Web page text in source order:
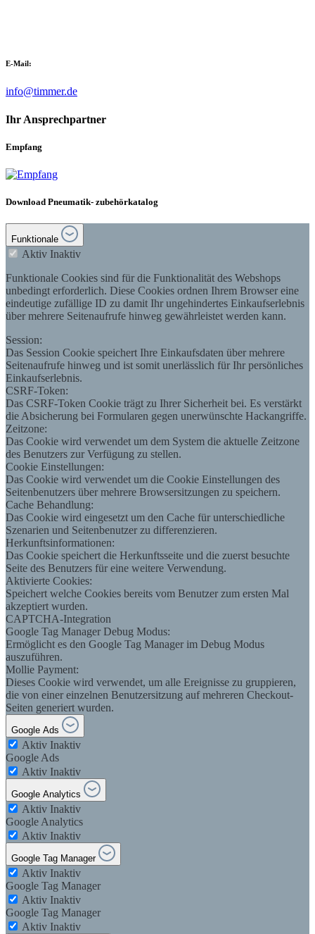
E-Mail:
info@timmer.de
Ihr Ansprechpartner
Empfang
Download Pneumatik- zubehörkatalog
Funktionale
Aktiv Inaktiv
Funktionale Cookies sind für die Funktionalität des Webshops
unbedingt erforderlich. Diese Cookies ordnen Ihrem Browser eine
eindeutige zufällige ID zu damit Ihr ungehindertes Einkaufserlebnis
über mehrere Seitenaufrufe hinweg gewährleistet werden kann.
Session:
Das Session Cookie speichert Ihre Einkaufsdaten über mehrere
Seitenaufrufe hinweg und ist somit unerlässlich für Ihr persönliches
Einkaufserlebnis.
CSRF-Token:
Das CSRF-Token Cookie trägt zu Ihrer Sicherheit bei. Es verstärkt
die Absicherung bei Formularen gegen unerwünschte Hackangriffe.
Zeitzone:
Das Cookie wird verwendet um dem System die aktuelle Zeitzone
des Benutzers zur Verfügung zu stellen.
Cookie Einstellungen:
Das Cookie wird verwendet um die Cookie Einstellungen des
Seitenbenutzers über mehrere Browsersitzungen zu speichern.
Cache Behandlung:
Das Cookie wird eingesetzt um den Cache für unterschiedliche
Szenarien und Seitenbenutzer zu differenzieren.
Herkunftsinformationen:
Das Cookie speichert die Herkunftsseite und die zuerst besuchte
Seite des Benutzers für eine weitere Verwendung.
Aktivierte Cookies:
Speichert welche Cookies bereits vom Benutzer zum ersten Mal
akzeptiert wurden.
CAPTCHA-Integration
Google Tag Manager Debug Modus:
Ermöglicht es den Google Tag Manager im Debug Modus
auszuführen.
Mollie Payment:
Dieses Cookie wird verwendet, um alle Ereignisse zu gruppieren,
die von einer einzelnen Benutzersitzung auf mehreren Checkout-
Seiten generiert wurden.
Google Ads
Aktiv Inaktiv
Google Ads
Aktiv Inaktiv
Google Analytics
Aktiv Inaktiv
Google Analytics
Aktiv Inaktiv
Google Tag Manager
Aktiv Inaktiv
Google Tag Manager
Aktiv Inaktiv
Google Tag Manager
Aktiv Inaktiv